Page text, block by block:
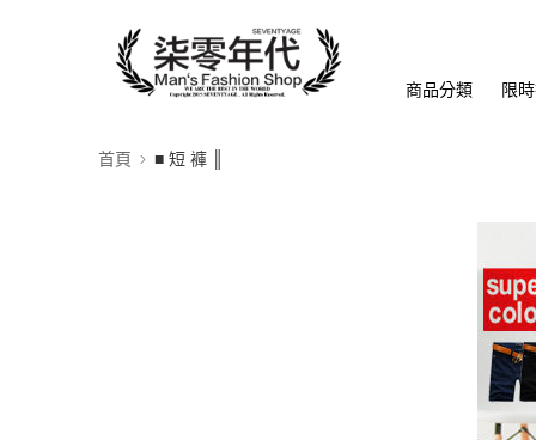
商品分類 限
首頁 ■ 短 褲 ║